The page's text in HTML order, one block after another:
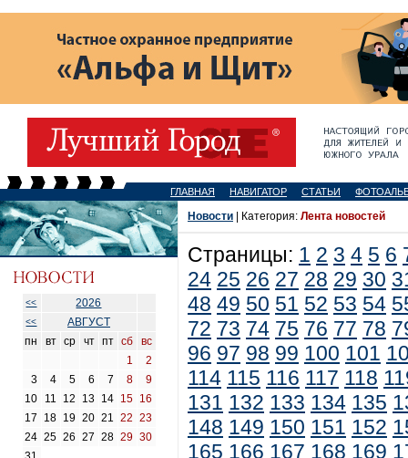
ГЛАВНАЯ НАВИГАТОР СТАТЬИ
<< 2026
<<
АВГУСТ
пн
вт ср чт пт сб
вс
1
2
3
4 5 6 7 8
9
10
11 12 13 14 15 16
17
18 19 20 21 22
23
24 25 26 27 28 29 30
Новости | Категория: Лента новостей
Страницы: 1 2 3 4 5 6
24 25 26 27 28 29 30
48 49 50 51 52 53 54
72 73 74 75 76 77 78
96 97 98 99 100 101
114 115 116 117 118
131 132 133 134 135
148 149 150 151 152
165 166 167 168 169